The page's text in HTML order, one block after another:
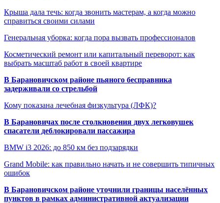
Крыша дала течь: когда звонить мастерам, а когда можно
справиться своими силами
Генеральная уборка: когда пора вызвать профессионалов
Косметический ремонт или капитальный переворот: как
выбрать масштаб работ в своей квартире
В Барановичском районе пьяного бесправника
задерживали со стрельбой
Кому показана лечебная физкультура (ЛФК)?
В Барановичах после столкновения двух легковушек
спасатели деблокировали пассажира
BMW i3 2026: до 850 км без подзарядки
Grand Mobile: как правильно начать и не совершить типичных
ошибок
В Барановичском районе уточнили границы населённых
пунктов в рамках административной актуализации